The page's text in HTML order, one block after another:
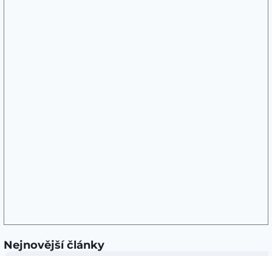
Nejnovější články